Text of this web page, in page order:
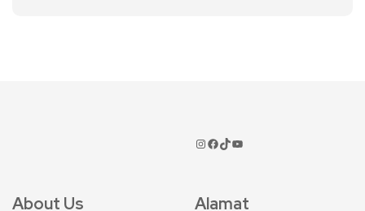
About Us Alamat